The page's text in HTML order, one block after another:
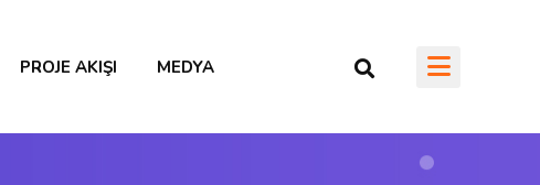
PROJE AKIŞI MEDYA